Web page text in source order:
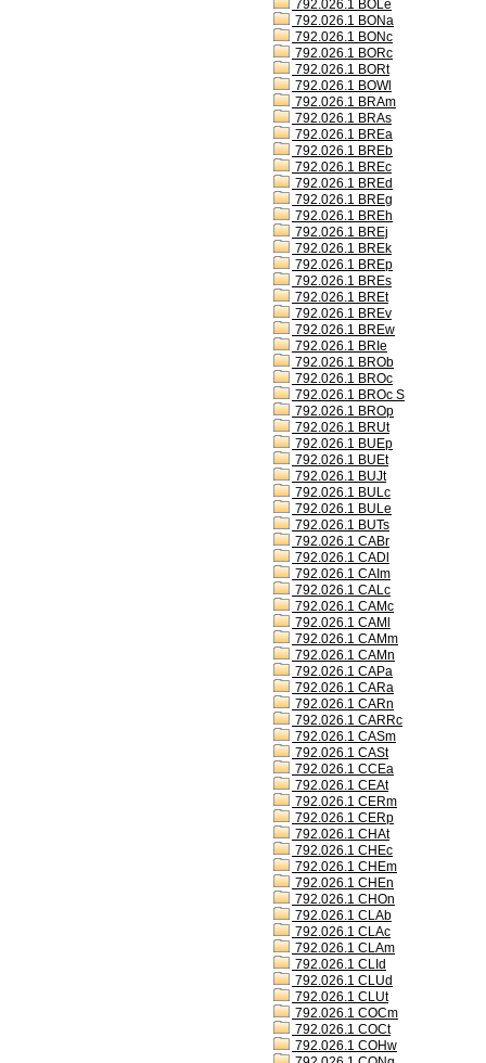
792.026.1 BOLe
792.026.1 BONa
792.026.1 BONc
792.026.1 BORc
792.026.1 BORt
792.026.1 BOWl
792.026.1 BRAm
792.026.1 BRAs
792.026.1 BREa
792.026.1 BREb
792.026.1 BREc
792.026.1 BREd
792.026.1 BREg
792.026.1 BREh
792.026.1 BREj
792.026.1 BREk
792.026.1 BREp
792.026.1 BREs
792.026.1 BREt
792.026.1 BREv
792.026.1 BREw
792.026.1 BRIe
792.026.1 BROb
792.026.1 BROc
792.026.1 BROc S
792.026.1 BROp
792.026.1 BRUt
792.026.1 BUEp
792.026.1 BUEt
792.026.1 BUJt
792.026.1 BULc
792.026.1 BULe
792.026.1 BUTs
792.026.1 CABr
792.026.1 CADl
792.026.1 CAIm
792.026.1 CALc
792.026.1 CAMc
792.026.1 CAMl
792.026.1 CAMm
792.026.1 CAMn
792.026.1 CAPa
792.026.1 CARa
792.026.1 CARn
792.026.1 CARRc
792.026.1 CASm
792.026.1 CASt
792.026.1 CCEa
792.026.1 CEAt
792.026.1 CERm
792.026.1 CERp
792.026.1 CHAt
792.026.1 CHEc
792.026.1 CHEm
792.026.1 CHEn
792.026.1 CHOn
792.026.1 CLAb
792.026.1 CLAc
792.026.1 CLAm
792.026.1 CLId
792.026.1 CLUd
792.026.1 CLUt
792.026.1 COCm
792.026.1 COCt
792.026.1 COHw